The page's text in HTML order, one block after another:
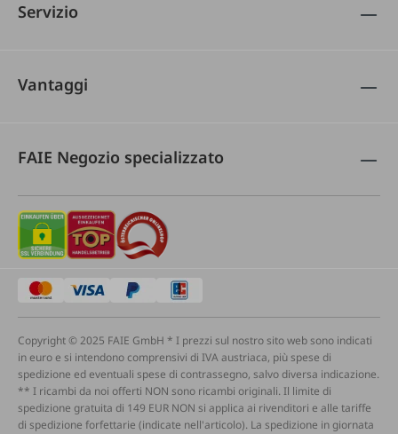
Servizio
Vantaggi
FAIE Negozio specializzato
Copyright © 2025 FAIE GmbH * I prezzi sul nostro sito web sono indicati
in euro e si intendono comprensivi di IVA austriaca, più spese di
spedizione ed eventuali spese di contrassegno, salvo diversa indicazione.
** I ricambi da noi offerti NON sono ricambi originali. Il limite di
spedizione gratuita di 149 EUR NON si applica ai rivenditori e alle tariffe
di spedizione forfettarie (indicate nell'articolo). La spedizione in giornata